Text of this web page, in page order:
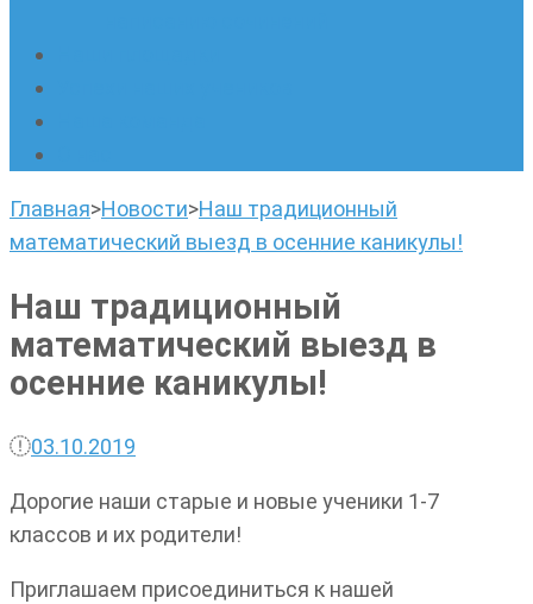
Главная>Новости>Наш традиционный
математический выезд в осенние каникулы!
Наш традиционный
математический выезд в
осенние каникулы!
03.10.2019
Дорогие наши старые и новые ученики 1-7
классов и их родители!
Приглашаем присоединиться к нашей